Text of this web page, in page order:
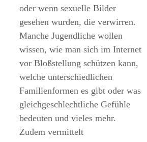
oder wenn sexuelle Bilder
gesehen wurden, die verwirren.
Manche Jugendliche wollen
wissen, wie man sich im Internet
vor Bloßstellung schützen kann,
welche unterschiedlichen
Familienformen es gibt oder was
gleichgeschlechtliche Gefühle
bedeuten und vieles mehr.
Zudem vermittelt